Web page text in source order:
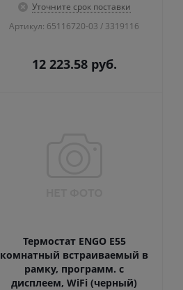
Уточните срок поставки
Артикул: 65116720-03 / 3319116
12 223.58руб.
Термостат ENGO E55
комнатный встраиваемый в
рамку, программ. с
дисплеем, WiFi (черный)